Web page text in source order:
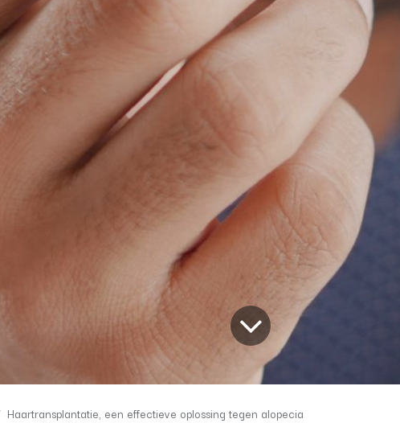
Haartransplantatie, een effectieve oplossing tegen alopecia